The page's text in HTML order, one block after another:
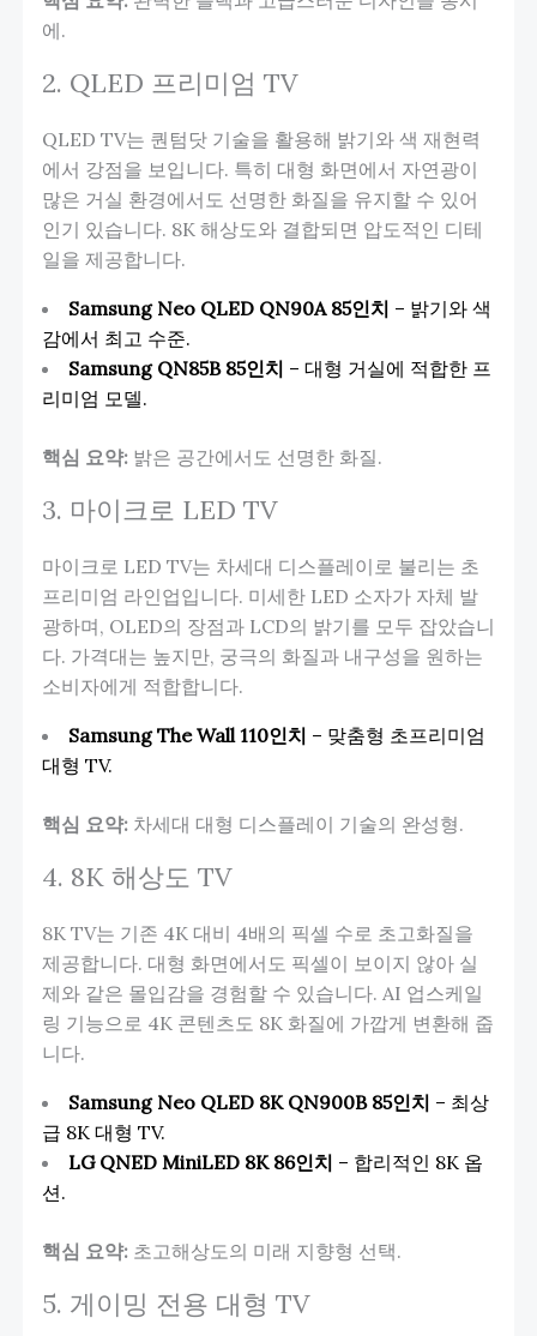
에.
2. QLED 프리미엄 TV
QLED TV는 퀀텀닷 기술을 활용해 밝기와 색 재현력
에서 강점을 보입니다. 특히 대형 화면에서 자연광이
많은 거실 환경에서도 선명한 화질을 유지할 수 있어
인기 있습니다. 8K 해상도와 결합되면 압도적인 디테
일을 제공합니다.
Samsung Neo QLED QN90A 85인치 – 밝기와 색
감에서 최고 수준.
Samsung QN85B 85인치 – 대형 거실에 적합한 프
리미엄 모델.
핵심 요약:밝은 공간에서도 선명한 화질.
3. 마이크로 LED TV
마이크로 LED TV는 차세대 디스플레이로 불리는 초
프리미엄 라인업입니다. 미세한 LED 소자가 자체 발
광하며, OLED의 장점과 LCD의 밝기를 모두 잡았습니
다. 가격대는 높지만, 궁극의 화질과 내구성을 원하는
소비자에게 적합합니다.
Samsung The Wall 110인치 – 맞춤형 초프리미엄
대형 TV.
핵심 요약:차세대 대형 디스플레이 기술의 완성형.
4. 8K 해상도 TV
8K TV는 기존 4K 대비 4배의 픽셀 수로 초고화질을
제공합니다. 대형 화면에서도 픽셀이 보이지 않아 실
제와 같은 몰입감을 경험할 수 있습니다. AI 업스케일
링 기능으로 4K 콘텐츠도 8K 화질에 가깝게 변환해 줍
니다.
Samsung Neo QLED 8K QN900B 85인치 – 최상
급 8K 대형 TV.
LG QNED MiniLED 8K 86인치 – 합리적인 8K 옵
션.
핵심 요약:초고해상도의 미래 지향형 선택.
5. 게이밍 전용 대형 TV